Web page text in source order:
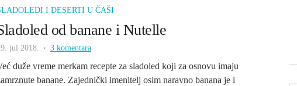
I DESERTI U ČAŠI
od banane i Nutelle
jul 2018. 3 komentara
duže vreme merkam recepte za sladoled koji za osnovu imaju
banane. Zajednički imenitelj osim naravno banana je i